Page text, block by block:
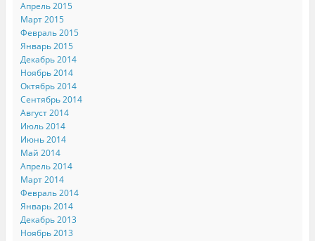
Апрель 2015
Март 2015
Февраль 2015
Январь 2015
Декабрь 2014
Ноябрь 2014
Октябрь 2014
Сентябрь 2014
Август 2014
Июль 2014
Июнь 2014
Май 2014
Апрель 2014
Март 2014
Февраль 2014
Январь 2014
Декабрь 2013
Ноябрь 2013